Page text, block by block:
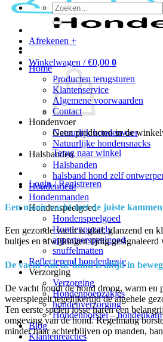
Home
Producten terugsturen
Klantenservice
Algemene voorwaarden
Contact
Hondenvoer
Natuurlijk hondenvoer
Natuurlijke hondensnacks
Halsbanden
Halsbanden
halsband hond zelf
Hondenriem
Hondenmanden
Hondenspeelgoed
Hondenspeelgoed
Hondenpuzzels
apporteerspeelgoed
snuffelmatten
Reflecterend hondenhesje
Verzorging
Verzorging
Hondenpoepzakjes
hondenverzorging
Hondenborstel – hondenkam
Blog
Klantenreacties
Zoeken
naar:
Afrekenen +
Winkelwagen /€0,00 0
Geen producten in de
Terug naar winkel
Login / Registreren
Een mooie vacht met de juiste
Een gezonde vacht is glad, glanzend en
bultjes en afwijkingen tijdig gesignaleerd
De vacht van de hond is altijd in
De vacht houdt de hond droog, warm en
weerspiegelt tegelijkertijd de algehele
Ten eerste spelen losse haren een
omgeving van de hond. Regelmatig
minder haar achterblijven op manden,